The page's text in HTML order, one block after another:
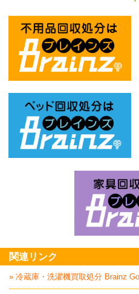
関連リンク
» 冷蔵庫・洗濯機買取処分 Brainz